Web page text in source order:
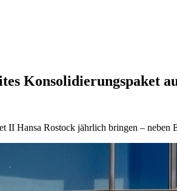
Konsolidierungspaket
II Hansa Rostock jährlich bringen – neben